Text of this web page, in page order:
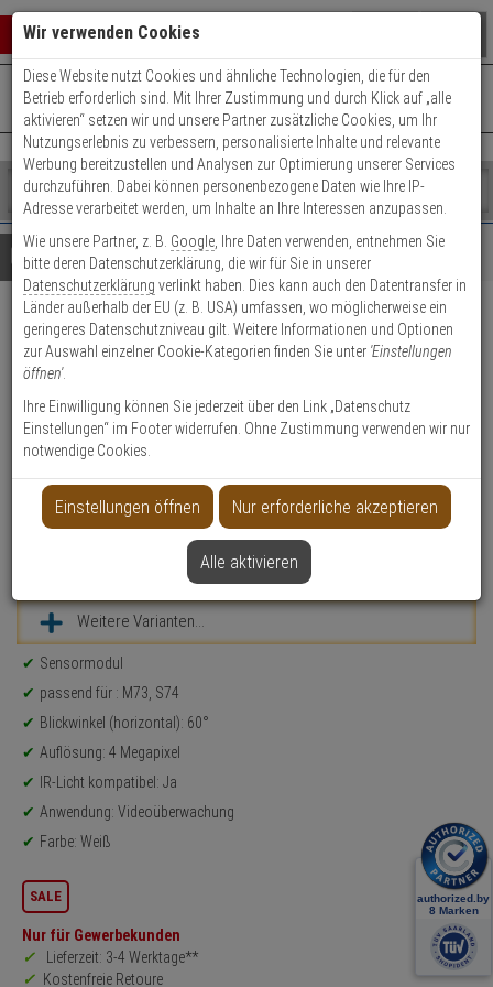
Warenkorb schließen
0 ARTIKEL IM WARENKORB
Ihr Warenkorb ist momentan leer.
Ergebnisse ()
Fertig
Shop
durchsuchen
Bitte
geben
Sie
mindestens
Zeichen
ein,
um
Suche
Es
wurde
noch
Kategorien
Suche
gestartet
+49 (0)821 899 493-0Mo. - Do.: 8:00 - 16:30 | Fr.: 8:00 - 14:00 Uhr
Kontaktservice nutzen
Details Beratung
Mobotix Mx-O-M7SA-
4DN080 60° 4MP IR-Cut T/N
Modul
Produktmerkmale
Weitere Varianten...
Produktinformationen
Sensormodul
passend für : M73, S74
Blickwinkel (horizontal): 60°
Auflösung: 4 Megapixel
IR-Licht kompatibel: Ja
Anwendung: Videoüberwachung
Farbe: Weiß
SALE
Nur für Gewerbekunden
Lieferzeit: 3-4 Werktage**
Kostenfreie Retoure
Wir verwenden Cookies
Diese Website nutzt Cookies und ähnliche Technologien, die für den
Betrieb erforderlich sind. Mit Ihrer Zustimmung und durch Klick auf „alle
aktivieren“ setzen wir und unsere Partner zusätzliche Cookies, um Ihr
Nutzungserlebnis zu verbessern, personalisierte Inhalte und relevante
Werbung bereitzustellen und Analysen zur Optimierung unserer Services
durchzuführen. Dabei können personenbezogene Daten wie Ihre IP-
Adresse verarbeitet werden, um Inhalte an Ihre Interessen anzupassen.
Wie unsere Partner, z. B. Google , Ihre Daten verwenden, entnehmen Sie
bitte deren Datenschutzerklärung, die wir für Sie in unserer
Datenschutzerklärung verlinkt haben. Dies kann auch den Datentransfer in
Länder außerhalb der EU (z. B. USA) umfassen, wo möglicherweise ein
geringeres Datenschutzniveau gilt. Weitere Informationen und Optionen
zur Auswahl einzelner Cookie-Kategorien finden Sie unter 'Einstellungen
öffnen'.
Ihre Einwilligung können Sie jederzeit über den Link „Datenschutz
Einstellungen“ im Footer widerrufen. Ohne Zustimmung verwenden wir nur
notwendige Cookies.
Einstellungen öffnen Nur erforderliche akzeptieren
Alle aktivieren